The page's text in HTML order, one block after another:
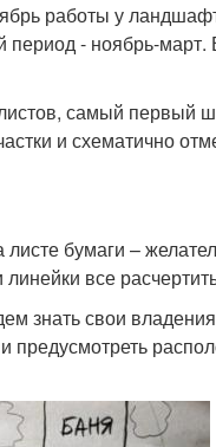
работы у
- ноябрь-март.
самый первый
и схематично
бумаги –
все
знать свои